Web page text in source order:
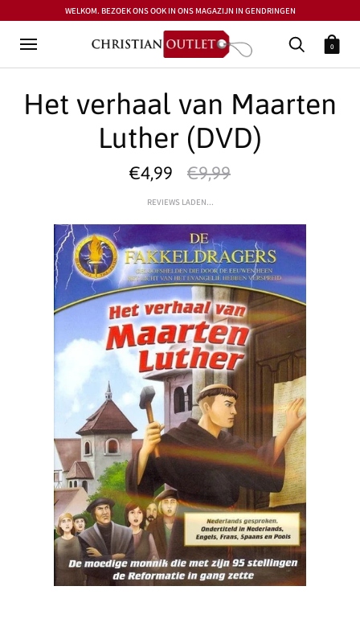
WELKOM. BEZOEK ONS OOK IN ONS MAGAZIJN IN GENDRINGEN
0
Het verhaal van Maarten
Luther (DVD)
€4,99 €9,99
REVIEWS LADEN...